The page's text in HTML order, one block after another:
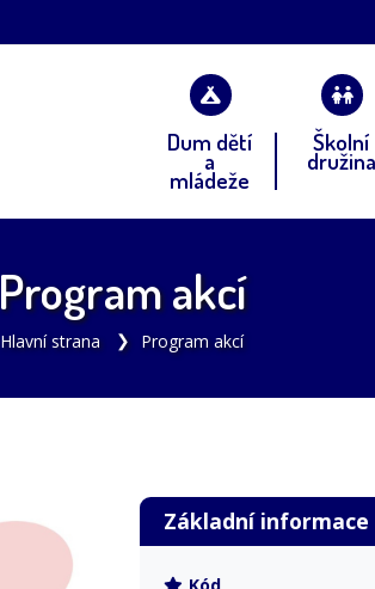
Dum dětí
a
mládeže
Školní
družina
Program akcí
Hlavní strana Program akcí
Základní informace